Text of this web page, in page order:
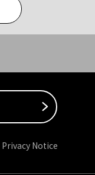
Privacy Notice